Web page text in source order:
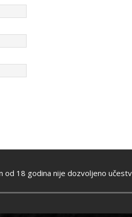
18 godina nije dozvoljeno